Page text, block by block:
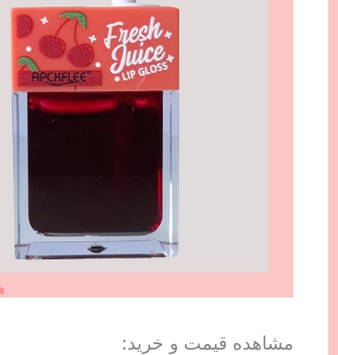
مشاهده قیمت و خرید: